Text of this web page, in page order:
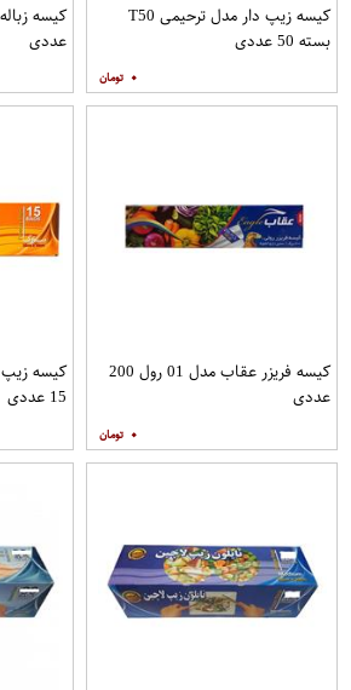
کیسه زیپ دار مدل ترحیمی T50
بسته 50 عددی
۰
عددی
کیسه فریزر عقاب مدل 01 رول 200
عددی
۰
15 عددی